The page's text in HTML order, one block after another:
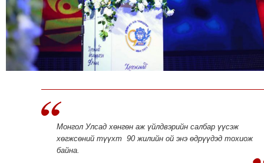
МЭДЭХҮЙ
ТЕХНОЛОГИ
ЭРДЭНЭТ
ҮЙЛДВЭРИЙН
Монгол Улсад хөнгөн аж үйлдвэрийн салбар үүсэж
хөгжсөний түүхт 90 жилийн ой энэ өдрүүдэд тохиож
байна.